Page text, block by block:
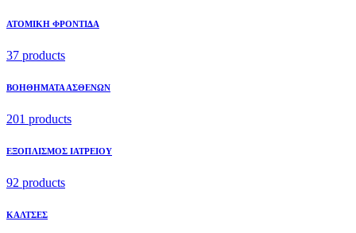
ΑΤΟΜΙΚΗ ΦΡΟΝΤΙΔΑ
37 products
ΒΟΗΘΗΜΑΤΑ ΑΣΘΕΝΩΝ
201 products
ΕΞΟΠΛΙΣΜΟΣ ΙΑΤΡΕΙΟΥ
92 products
ΚΑΛΤΣΕΣ